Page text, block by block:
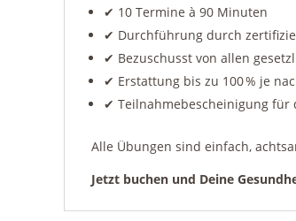
✔ 10 Termine à 90 Minuten
✔ Durchführung durch
✔ Bezuschusst von allen
✔ Erstattung bis zu 100 % je
✔ Teilnahmebescheinigung für
Alle Übungen sind einfach,
Jetzt buchen und Deine